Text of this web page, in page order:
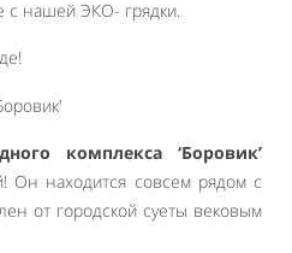
с нашей ЭКО- грядки.
комплекса ‘Боровик’
Он находится совсем рядом с
от городской суеты вековым